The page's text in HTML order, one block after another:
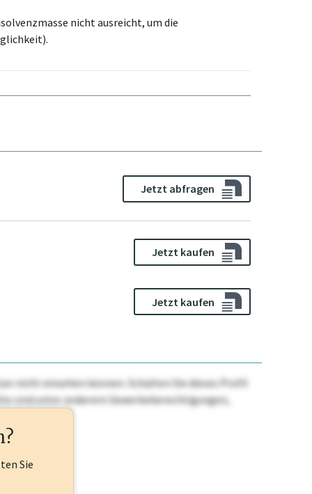
nicht ausreicht, um die
Jetzt abfragen
Jetzt kaufen
Jetzt kaufen
nicht einsehen können. Schalten Sie dieses Profil
sind unter anderem Gewerbeberechtigungen,
Sie